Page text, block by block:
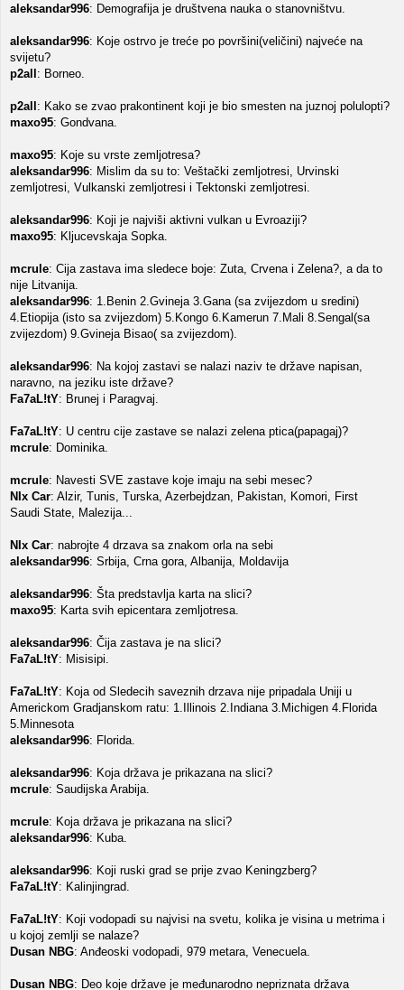
aleksandar996: Demografija je društvena nauka o stanovništvu.
aleksandar996: Koje ostrvo je treće po površini(veličini) najveće na
svijetu?
p2all : Borneo.
p2all : Kako se zvao prakontinent koji je bio smesten na juznoj polulopti?
maxo95: Gondvana.
maxo95: Koje su vrste zemljotresa?
aleksandar996: Mislim da su to: Veštački zemljotresi, Urvinski
zemljotresi, Vulkanski zemljotresi i Tektonski zemljotresi.
aleksandar996: Koji je najviši aktivni vulkan u Evroaziji?
maxo95: Kljucevskaja Sopka.
mcrule: Cija zastava ima sledece boje: Zuta, Crvena i Zelena?, a da to
nije Litvanija.
aleksandar996: 1.Benin 2.Gvineja 3.Gana (sa zvijezdom u sredini)
4.Etiopija (isto sa zvijezdom) 5.Kongo 6.Kamerun 7.Mali 8.Sengal(sa
zvijezdom) 9.Gvineja Bisao( sa zvijezdom).
aleksandar996: Na kojoj zastavi se nalazi naziv te države napisan,
naravno, na jeziku iste države?
Fa7aL!tY: Brunej i Paragvaj.
Fa7aL!tY: U centru cije zastave se nalazi zelena ptica(papagaj)?
mcrule: Dominika.
mcrule: Navesti SVE zastave koje imaju na sebi mesec?
NIx Car: Alzir, Tunis, Turska, Azerbejdzan, Pakistan, Komori, First
Saudi State, Malezija...
NIx Car: nabrojte 4 drzava sa znakom orla na sebi
aleksandar996: Srbija, Crna gora, Albanija, Moldavija
aleksandar996: Šta predstavlja karta na slici?
maxo95: Karta svih epicentara zemljotresa.
aleksandar996: Čija zastava je na slici?
Fa7aL!tY: Misisipi.
Fa7aL!tY: Koja od Sledecih saveznih drzava nije pripadala Uniji u
Americkom Gradjanskom ratu: 1.Illinois 2.Indiana 3.Michigen 4.Florida
5.Minnesota
aleksandar996: Florida.
aleksandar996: Koja država je prikazana na slici?
mcrule: Saudijska Arabija.
mcrule: Koja država je prikazana na slici?
aleksandar996: Kuba.
aleksandar996: Koji ruski grad se prije zvao Keningzberg?
Fa7aL!tY: Kalinjingrad.
Fa7aL!tY: Koji vodopadi su najvisi na svetu, kolika je visina u metrima i
u kojoj zemlji se nalaze?
Dusan NBG: Anđeoski vodopadi, 979 metara, Venecuela.
Dusan NBG: Deo koje države je međunarodno nepriznata država